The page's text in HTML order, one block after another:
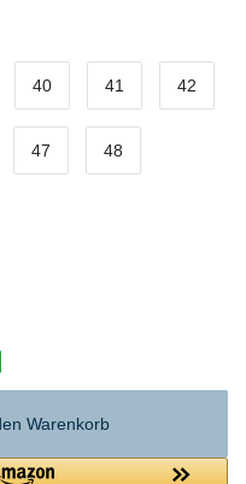
40 41 42
47 48
Warenkorb